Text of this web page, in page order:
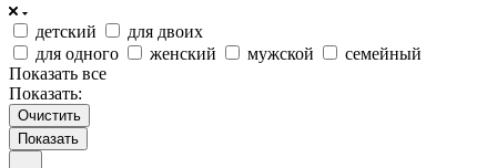
детский
для двоих
для одного
женский мужской
семейный
Показать все
Показать:
Очистить